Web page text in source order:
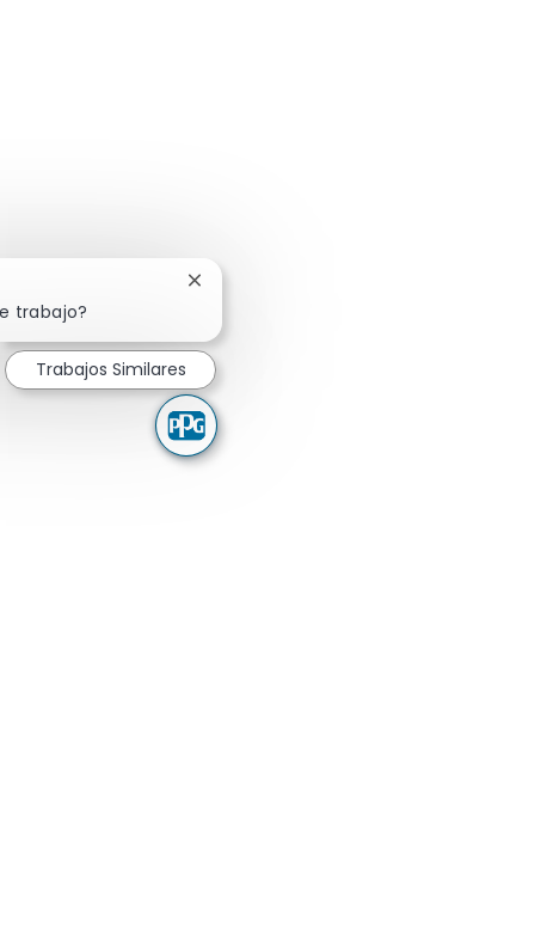
trabajo?
Cerrar notificación de chatbot
Trabajos Similares